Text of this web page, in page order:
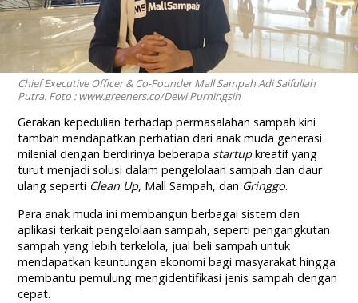
Chief Executive Officer & Co-Founder Mall Sampah Adi Saifullah
Putra. Foto : www.greeners.co/Dewi Purningsih
Gerakan kepedulian terhadap permasalahan sampah kini
tambah mendapatkan perhatian dari anak muda generasi
milenial dengan berdirinya beberapa startupkreatif yang
turut menjadi solusi dalam pengelolaan sampah dan daur
ulang seperti Clean Up, Mall Sampah, dan Gringgo.
Para anak muda ini membangun berbagai sistem dan
aplikasi terkait pengelolaan sampah, seperti pengangkutan
sampah yang lebih terkelola, jual beli sampah untuk
mendapatkan keuntungan ekonomi bagi masyarakat hingga
membantu pemulung mengidentifikasi jenis sampah dengan
cepat.